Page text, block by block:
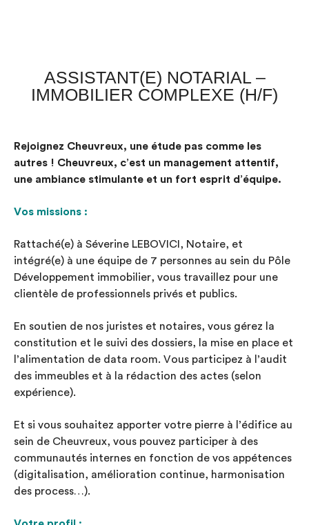
ASSISTANT(E) NOTARIAL –
IMMOBILIER COMPLEXE (H/F)
Rejoignez Cheuvreux, une étude pas comme les
autres ! Cheuvreux, c’est un management attentif,
une ambiance stimulante et un fort esprit d’équipe.
Vos missions :
Rattaché(e) à Séverine LEBOVICI, Notaire, et
intégré(e) à une équipe de 7 personnes au sein du Pôle
Développement immobilier, vous travaillez pour une
clientèle de professionnels privés et publics.
En soutien de nos juristes et notaires, vous gérez la
constitution et le suivi des dossiers, la mise en place et
l’alimentation de data room. Vous participez à l’audit
des immeubles et à la rédaction des actes (selon
expérience).
Et si vous souhaitez apporter votre pierre à l’édifice au
sein de Cheuvreux, vous pouvez participer à des
communautés internes en fonction de vos appétences
(digitalisation, amélioration continue, harmonisation
des process…).